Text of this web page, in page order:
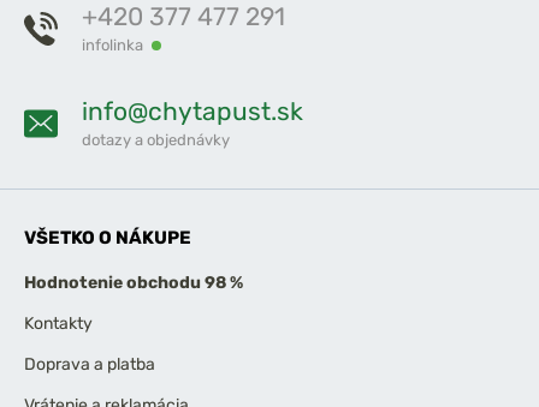
+420 377 477 291
infolinka
info@chytapust.sk
dotazy a objednávky
VŠETKO O NÁKUPE
Hodnotenie obchodu 98 %
Kontakty
Doprava a platba